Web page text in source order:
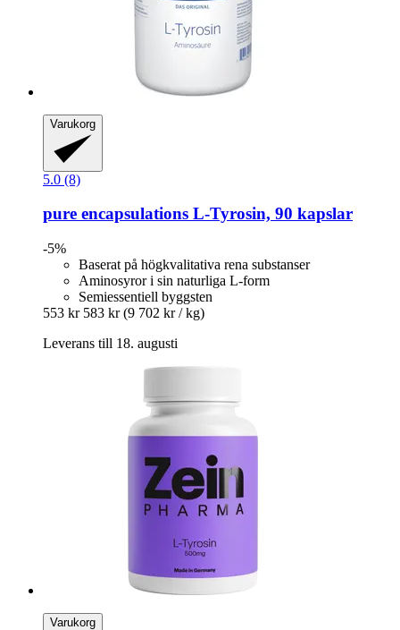
Varukorg
5.0 (8)
pure encapsulations L-​Tyrosin, 90 kapslar
-5%
Baserat på högkvalitativa rena substanser
Aminosyror i sin naturliga L-form
Semiessentiell byggsten
553 kr 583 kr (9 702 kr / kg)
Leverans till 18. augusti
Varukorg